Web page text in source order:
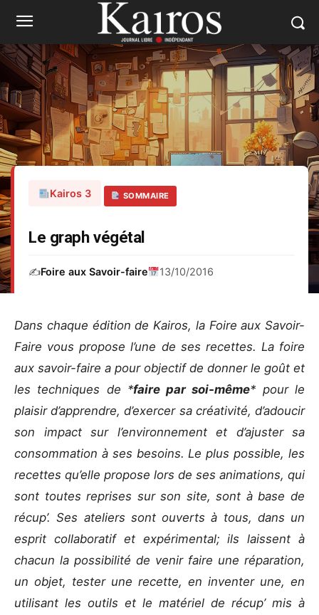
Kairos 3 SOMMAIRE
Le graph végétal
✍️Foire aux Savoir-faire 13/10/2016
Dans chaque édition de Kairos, la Foire aux Savoir-
Faire vous propose l’une de ses recettes. La foire
aux savoir-faire a pour objectif de donner le goût et
les techniques de *faire par soi-même* pour le
plaisir d’apprendre, d’exercer sa créativité, d’adoucir
son impact sur l’environnement et d’ajuster sa
consommation à ses besoins. Le plus possible, les
recettes qu’elle propose lors de ses animations, qui
sont toutes reprises sur son site, sont à base de
récup’. Ses ateliers sont ouverts à tous, dans un
esprit collaboratif et expérimental; ils laissent à
chacun la possibilité de venir faire une réparation,
un objet, tester une recette, en inventer une, en
utilisant les outils et le matériel de récup’ mis à